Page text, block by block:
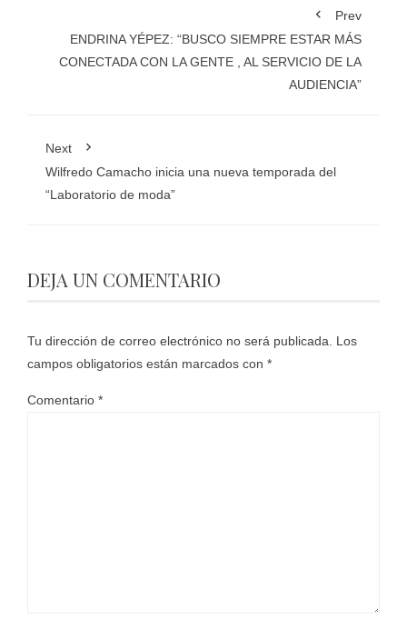
Prev
ENDRINA YÉPEZ: “BUSCO SIEMPRE ESTAR MÁS
CONECTADA CON LA GENTE , AL SERVICIO DE LA
AUDIENCIA”
Next
Wilfredo Camacho inicia una nueva temporada del
“Laboratorio de moda”
DEJA UN COMENTARIO
Tu dirección de correo electrónico no será publicada.
Los
campos obligatorios están marcados con *
Comentario *